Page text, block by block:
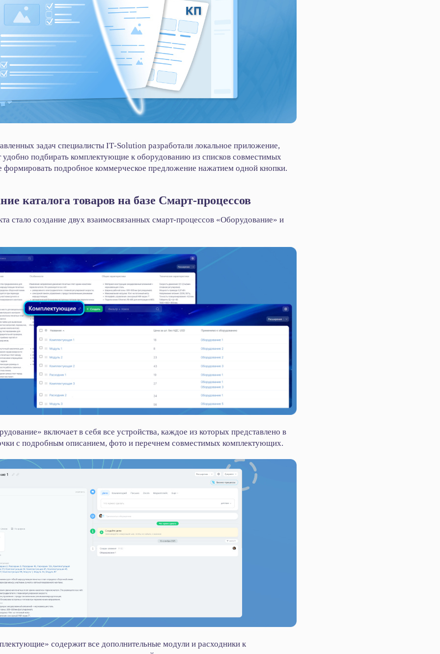
задач специалисты IT‑Solution разработали локальное приложение,
удобно подбирать комплектующие к оборудованию из списков совместимых
формировать подробное коммерческое предложение нажатием одной кнопки.
каталога товаров на базе Смарт-процессов
стало создание двух взаимосвязанных смарт‑процессов «Оборудование» и
включает в себя все устройства, каждое из которых представлено в
с подробным описанием, фото и перечнем совместимых комплектующих.
содержит все дополнительные модули и расходники к